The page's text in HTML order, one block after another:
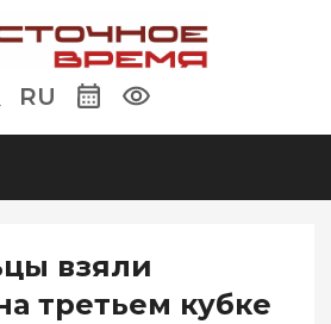
RU
взяли
третьем кубке